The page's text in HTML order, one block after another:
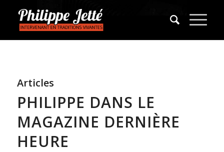
Articles
PHILIPPE DANS LE
MAGAZINE DERNIÈRE
HEURE